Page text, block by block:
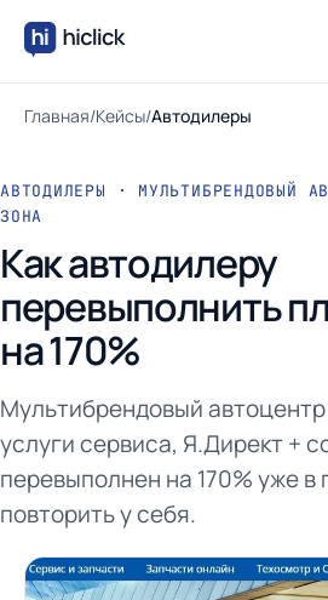
Главная/Кейсы/Автодилеры
АВТОДИЛЕРЫ · МУЛЬТИБРЕНДОВЫЙ
ЗОНА
Как автодилеру
перевыполнить
на 170%
Мультибрендовый
услуги сервиса, Я.Директ +
перевыполнен на 170% уже
повторить у себя.